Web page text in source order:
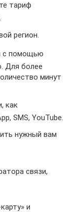
тариф
регион.
с помощью
Для более
минут
как
SMS, YouTube.
нужный вам
связи,
и